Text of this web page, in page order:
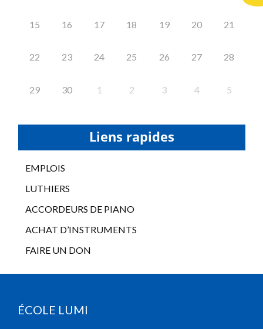
15 16 17 18 19 20 21
22 23 24 25 26 27 28
29 30 1 2 3 4 5
Liens rapides
EMPLOIS
LUTHIERS
ACCORDEURS DE PIANO
ACHAT D’INSTRUMENTS
FAIRE UN DON
ÉCOLE LUMI